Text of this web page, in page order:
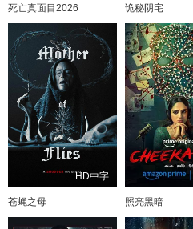
死亡真面目2026 诡秘阴宅
HD中字
苍蝇之母 照亮黑暗